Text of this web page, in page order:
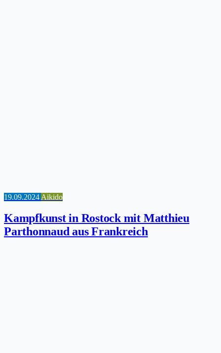
19.09.2024 Aikido
Kampfkunst in Rostock mit Matthieu
Parthonnaud aus Frankreich